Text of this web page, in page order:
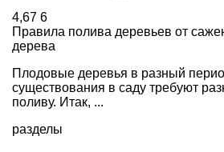
4,67 6
Правила полива деревьев от
дерева
Плодовые деревья в разный
существования в саду требуют
поливу. Итак, ...
разделы